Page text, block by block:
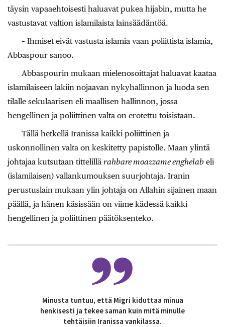
täysin vapaaehtoisesti haluavat pukea hijabin, mutta he
vastustavat valtion islamilaista lainsäädäntöä.
– Ihmiset eivät vastusta islamia vaan poliittista islamia,
Abbaspour sanoo.
Abbaspourin mukaan mielenosoittajat haluavat kaataa
islamilaiseen lakiin nojaavan nykyhallinnon ja luoda sen
tilalle sekulaarisen eli maallisen hallinnon, jossa
hengellinen ja poliittinen valta on erotettu toisistaan.
Tällä hetkellä Iranissa kaikki poliittinen ja
uskonnollinen valta on keskitetty papistolle. Maan ylintä
johtajaa kutsutaan tittelillä rahbare moazzame enghelab eli
(islamilaisen) vallankumouksen suurjohtaja. Iranin
perustuslain mukaan ylin johtaja on Allahin sijainen maan
päällä, ja hänen käsissään on viime kädessä kaikki
hengellinen ja poliittinen päätöksenteko.
Minusta tuntuu, että Migri kiduttaa minua
henkisesti ja tekee saman kuin mitä minulle
tehtäisiin Iranissa vankilassa.